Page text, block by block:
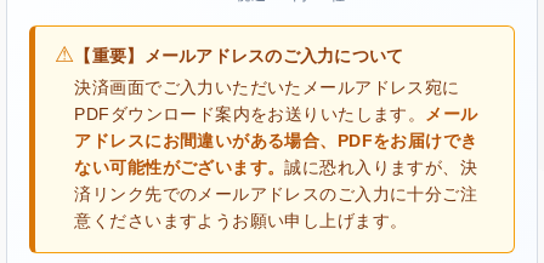
⚠ 【重要】メールアドレスのご入力について
決済画面でご入力いただいたメールアドレス宛に
PDFダウンロード案内をお送りいたします。
メール
アドレスにお間違いがある場合、PDFをお届けでき
ない可能性がございます。誠に恐れ入りますが、決
済リンク先でのメールアドレスのご入力に十分ご注
意くださいますようお願い申し上げます。